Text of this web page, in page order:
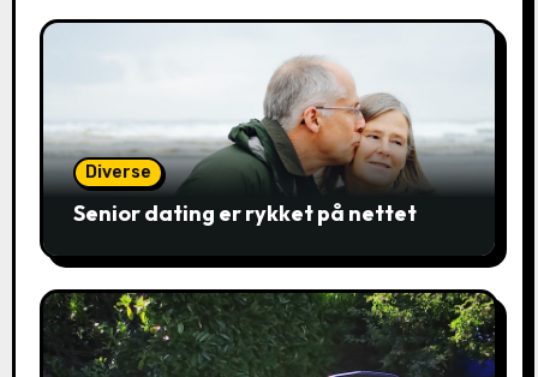
Diverse
Senior dating er rykket på nettet